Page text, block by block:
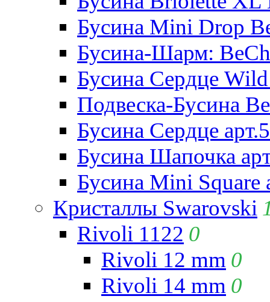
Бусина Mini Drop
Бусина-Шарм:
Бусина Сердце
Подвеска-Бусина
Бусина Сердце
Бусина Шапочка
Бусина Mini Square
Кристаллы Swarovski
Rivoli 1122 0
Rivoli 12 mm 0
Rivoli 14 mm 0